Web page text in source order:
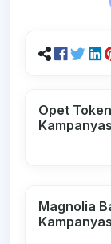
Opet
Magnolia